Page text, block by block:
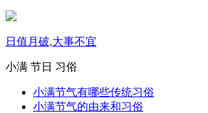
日值月破,大事不宜
小满 节日 习俗
小满节气有哪些传统习俗
小满节气的由来和习俗